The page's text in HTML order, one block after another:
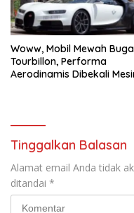
Woww, Mobil Mewah
Tourbillon, Performa
Aerodinamis Dibekali
Tinggalkan Balasan
Alamat email Anda tidak
ditandai *